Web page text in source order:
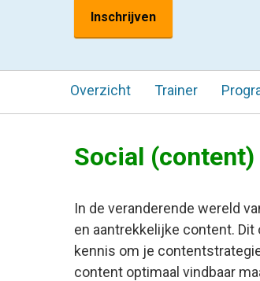
Inschrijven
Overzicht Trainer
Social (content)
In de veranderende wereld
en aantrekkelijke content.
kennis om je
content optimaal vindbaar